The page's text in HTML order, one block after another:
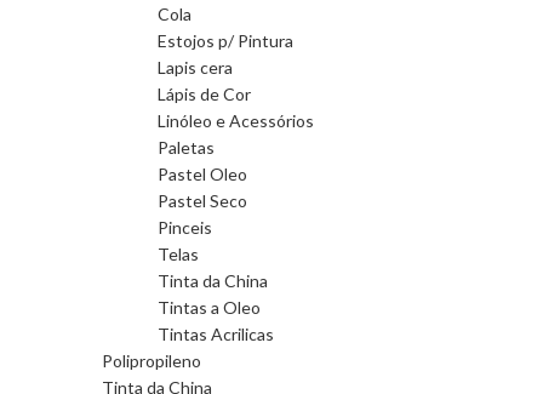
Cola
Estojos p/ Pintura
Lapis cera
Lápis de Cor
Linóleo e Acessórios
Paletas
Pastel Oleo
Pastel Seco
Pinceis
Telas
Tinta da China
Tintas a Oleo
Tintas Acrilicas
Polipropileno
Tinta da China